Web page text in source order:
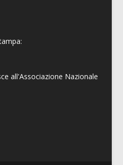
all'Associazione Nazionale